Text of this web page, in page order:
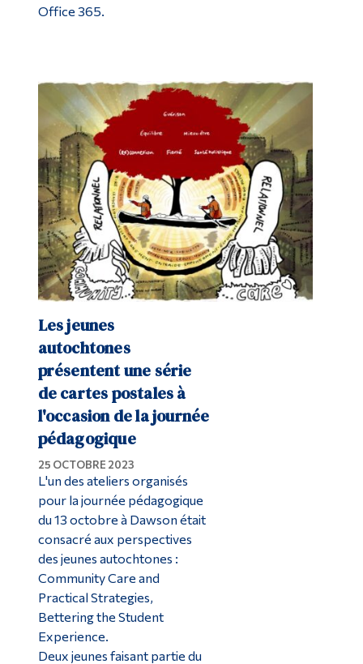
Office 365.
Les jeunes
autochtones
présentent une série
de cartes postales à
l'occasion de la journée
pédagogique
25 OCTOBRE 2023
L'un des ateliers organisés
pour la journée pédagogique
du 13 octobre à Dawson était
consacré aux perspectives
des jeunes autochtones :
Community Care and
Practical Strategies,
Bettering the Student
Experience.
Deux jeunes faisant partie du